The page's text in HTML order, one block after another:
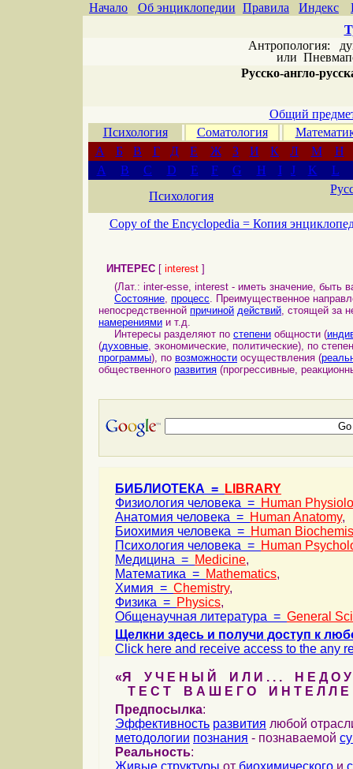
Начало Об энциклопедии Правила Индекс
Антропология:
или
Русско-англо-
Общий
Психология
Соматология
А
Б В Г Д Е Ж З И К Л М
Н
A
B C D E F G H I J K
L
Психология
Copy of the Encyclopedia = Копия
ИНТЕРЕС [ interest ]
(Лат.: inter-esse, interest - иметь значение, быть
Состояние, процесс. Преимущественное
непосредственной причиной действий, стоящей за
намерениями и т.д.
Интересы разделяют по степени общности (
(духовные, экономические, политические), по
программы), по возможности осуществления (
общественного развития (прогрессивные,
БИБЛИОТЕКА =
LIBRARY
Физиология человека = Human
Анатомия человека = Human Anatomy,
Биохимия человека = Human
Психология человека = Human
Медицина = Medicine,
Математика = Mathematics,
Химия = Chemistry,
Физика = Physics,
Общенаучная литература = General
Щелкни здесь и получи доступ к
Click here and receive access to the any
«Я У Ч Е Н Ы Й И Л И . . . Н Е Д О У
Т Е С Т В А Ш Е Г О И Н Т Е Л Л Е
Предпосылка:
Эффективность развития любой
методологии познания - познаваемой
Реальность:
Живые структуры от биохимического и